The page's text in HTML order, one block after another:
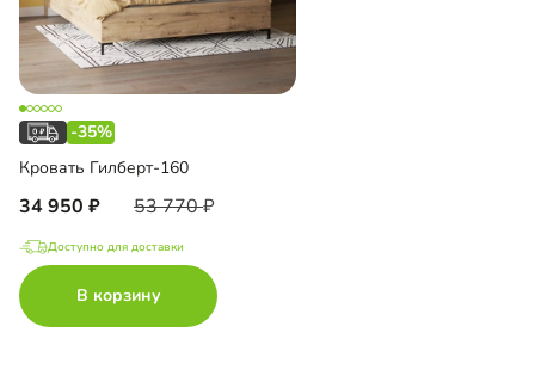
-35%
Кровать Гилберт-160
34 950 53 770
Доступно для доставки
В корзину